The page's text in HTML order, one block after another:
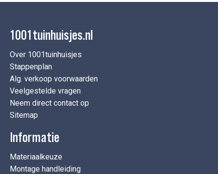
1001tuinhuisjes.nl
Over 1001tuinhuisjes
Stappenplan
Alg. verkoop voorwaarden
Veelgestelde vragen
Neem direct contact op
Sitemap
Informatie
Materiaalkeuze
Montage handleiding